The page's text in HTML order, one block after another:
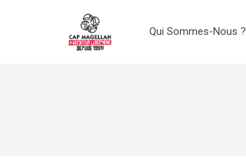
Qui Sommes-Nous ?